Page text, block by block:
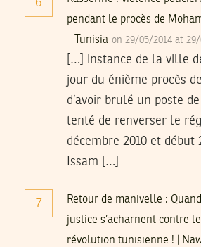
6
pendant le procès de
- Tunisia on 29/05/2014 at
[…] instance de la ville
jour du énième procès
d’avoir brulé un poste
tenté de renverser le
décembre 2010 et début
Issam […]
7
Retour de manivelle :
justice s’acharnent contre
révolution tunisienne ! |